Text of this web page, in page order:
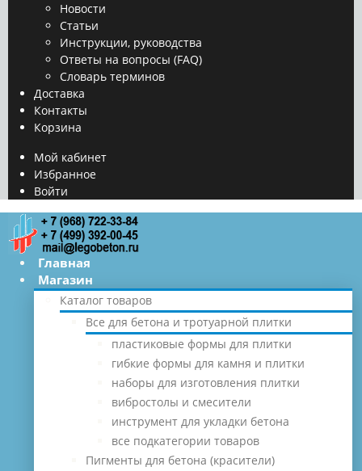
Новости
Статьи
Инструкции, руководства
Ответы на вопросы (FAQ)
Словарь терминов
Доставка
Контакты
Корзина
Мой кабинет
Избранное
Войти
Главная
Магазин
Каталог товаров
Все для бетона и тротуарной плитки
пластиковые формы для плитки
гибкие формы для камня и плитки
наборы для изготовления плитки
вибростолы и смесители
инструмент для укладки бетона
все подкатегории товаров
Пигменты для бетона (красители)